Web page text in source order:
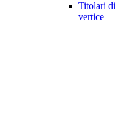
Titolari
vertice